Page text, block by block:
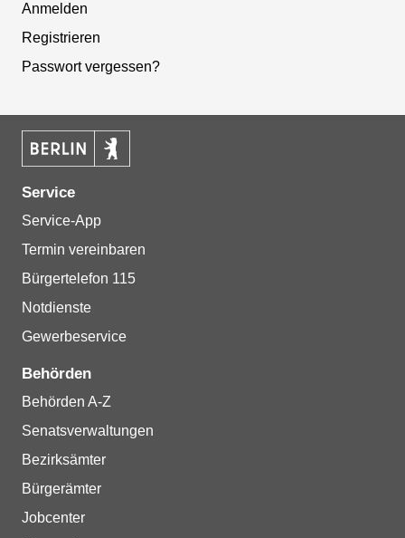
Anmelden
Registrieren
Passwort vergessen?
Service
Service-App
Termin vereinbaren
Bürgertelefon 115
Notdienste
Gewerbeservice
Behörden
Behörden A-Z
Senatsverwaltungen
Bezirksämter
Bürgerämter
Jobcenter